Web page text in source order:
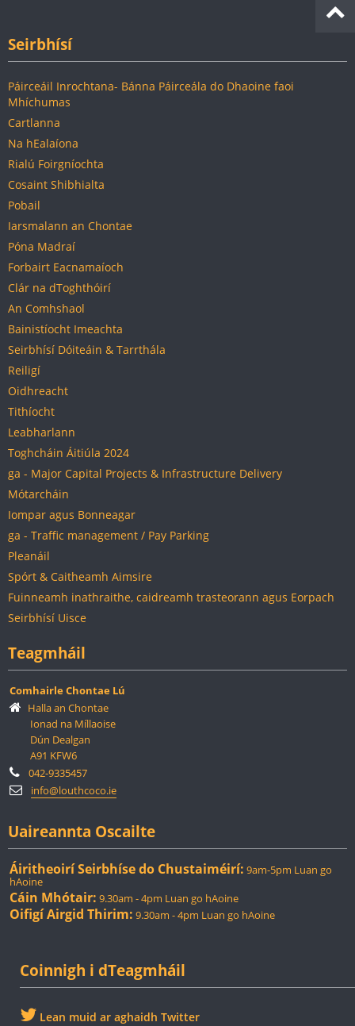
Seirbhísí
Páirceáil Inrochtana- Bánna Páirceála do Dhaoine faoi
Mhíchumas
Cartlanna
Na hEalaíona
Rialú Foirgníochta
Cosaint Shibhialta
Pobail
Iarsmalann an Chontae
Póna Madraí
Forbairt Eacnamaíoch
Clár na dToghthóirí
An Comhshaol
Bainistíocht Imeachta
Seirbhísí Dóiteáin & Tarrthála
Reiligí
Oidhreacht
Tithíocht
Leabharlann
Toghcháin Áitiúla 2024
ga - Major Capital Projects & Infrastructure Delivery
Mótarcháin
Iompar agus Bonneagar
ga - Traffic management / Pay Parking
Pleanáil
Spórt & Caitheamh Aimsire
Fuinneamh inathraithe, caidreamh trasteorann agus Eorpach
Seirbhísí Uisce
Teagmháil
Comhairle Chontae Lú
Halla an Chontae
Ionad na Míllaoise
Dún Dealgan
A91 KFW6
042-9335457
info@louthcoco.ie
Uaireannta Oscailte
Áiritheoirí Seirbhíse do Chustaiméirí: 9am-5pm Luan go
hAoine
Cáin Mhótair: 9.30am - 4pm Luan go hAoine
Oifigí Airgid Thirim: 9.30am - 4pm Luan go hAoine
Coinnigh i dTeagmháil
Lean muid ar aghaidh Twitter